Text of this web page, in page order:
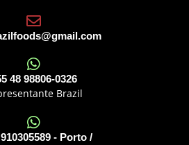
48 98806-0326
Brazil
- Porto /